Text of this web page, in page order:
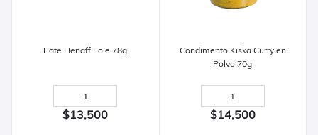
Pate Henaff Foie 78g
$13,500
Condimento Kiska Curry en
Polvo 70g
$14,500